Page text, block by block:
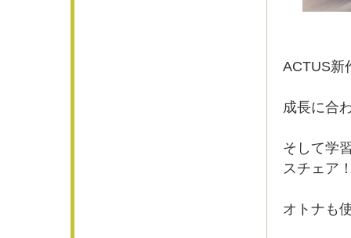
ACTUS新
成長に合
そして学
スチェア
オトナも